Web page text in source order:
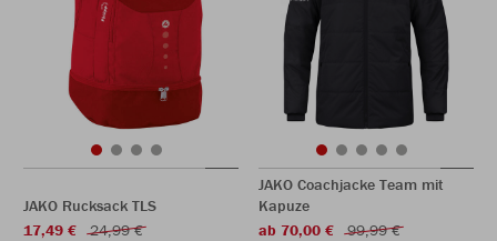
JAKO Rucksack TLS
17,49 €
24,99 €
JAKO Coachjacke Team mit
Kapuze
ab 70,00 €
99,99 €